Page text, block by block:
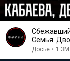
Сбежавший
Семья.
Досье •